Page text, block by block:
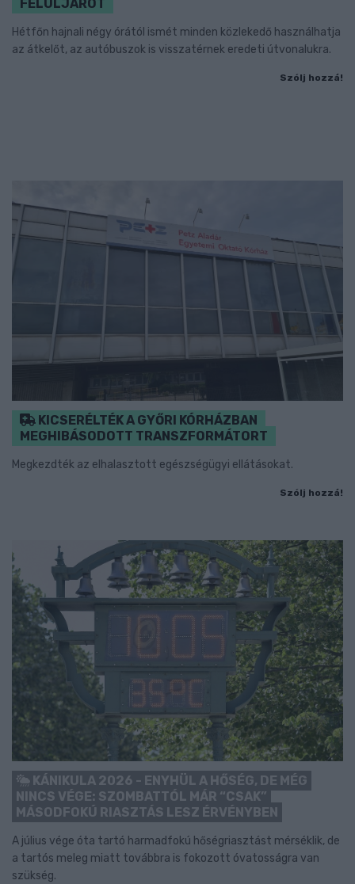
FELÜLJÁRÓT
Hétfőn hajnali négy órától ismét minden közlekedő használhatja
az átkelőt, az autóbuszok is visszatérnek eredeti útvonalukra.
Szólj hozzá!
KICSERÉLTÉK A GYŐRI KÓRHÁZBAN
MEGHIBÁSODOTT TRANSZFORMÁTORT
Megkezdték az elhalasztott egészségügyi ellátásokat.
Szólj hozzá!
KÁNIKULA 2026 - ENYHÜL A HŐSÉG, DE MÉG
NINCS VÉGE: SZOMBATTÓL MÁR “CSAK”
MÁSODFOKÚ RIASZTÁS LESZ ÉRVÉNYBEN
A július vége óta tartó harmadfokú hőségriasztást mérséklik, de
a tartós meleg miatt továbbra is fokozott óvatosságra van
szükség.